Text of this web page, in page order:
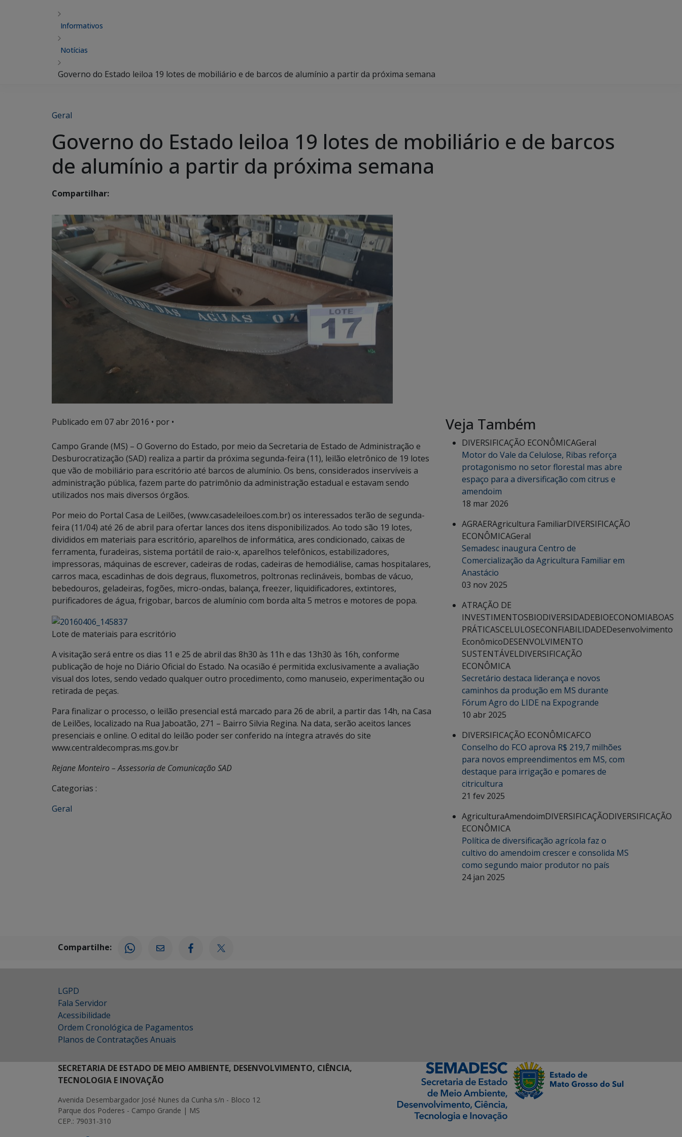
Informativos
Notícias
Governo do Estado leiloa 19 lotes de mobiliário e de barcos de alumínio a partir da próxima semana
Geral
Governo do Estado leiloa 19 lotes de mobiliário e de barcos
de alumínio a partir da próxima semana
Compartilhar:
Publicado em 07 abr 2016 • por •
Campo Grande (MS) – O Governo do Estado, por meio da Secretaria de Estado de Administração e
Desburocratização (SAD) realiza a partir da próxima segunda-feira (11), leilão eletrônico de 19 lotes
que vão de mobiliário para escritório até barcos de alumínio. Os bens, considerados inservíveis a
administração pública, fazem parte do patrimônio da administração estadual e estavam sendo
utilizados nos mais diversos órgãos.
Por meio do Portal Casa de Leilões, (www.casadeleiloes.com.br) os interessados terão de segunda-
feira (11/04) até 26 de abril para ofertar lances dos itens disponibilizados. Ao todo são 19 lotes,
divididos em materiais para escritório, aparelhos de informática, ares condicionado, caixas de
ferramenta, furadeiras, sistema portátil de raio-x, aparelhos telefônicos, estabilizadores,
impressoras, máquinas de escrever, cadeiras de rodas, cadeiras de hemodiálise, camas hospitalares,
carros maca, escadinhas de dois degraus, fluxometros, poltronas reclináveis, bombas de vácuo,
bebedouros, geladeiras, fogões, micro-ondas, balança, freezer, liquidificadores, extintores,
purificadores de água, frigobar, barcos de alumínio com borda alta 5 metros e motores de popa.
Lote de materiais para escritório
A visitação será entre os dias 11 e 25 de abril das 8h30 às 11h e das 13h30 às 16h, conforme
publicação de hoje no Diário Oficial do Estado. Na ocasião é permitida exclusivamente a avaliação
visual dos lotes, sendo vedado qualquer outro procedimento, como manuseio, experimentação ou
retirada de peças.
Para finalizar o processo, o leilão presencial está marcado para 26 de abril, a partir das 14h, na Casa
de Leilões, localizado na Rua Jaboatão, 271 – Bairro Silvia Regina. Na data, serão aceitos lances
presenciais e online. O edital do leilão poder ser conferido na íntegra através do site
www.centraldecompras.ms.gov.br
Rejane Monteiro – Assessoria de Comunicação SAD
Categorias :
Geral
Veja Também
DIVERSIFICAÇÃO ECONÔMICAGeral
Motor do Vale da Celulose, Ribas reforça
protagonismo no setor florestal mas abre
espaço para a diversificação com citrus e
amendoim
18 mar 2026
AGRAERAgricultura FamiliarDIVERSIFICAÇÃO
ECONÔMICAGeral
Semadesc inaugura Centro de
Comercialização da Agricultura Familiar em
Anastácio
03 nov 2025
ATRAÇÃO DE
INVESTIMENTOSBIODIVERSIDADEBIOECONOMIABOAS
PRÁTICASCELULOSECONFIABILIDADEDesenvolvimento
EconômicoDESENVOLVIMENTO
SUSTENTÁVELDIVERSIFICAÇÃO
ECONÔMICA
Secretário destaca liderança e novos
caminhos da produção em MS durante
Fórum Agro do LIDE na Expogrande
10 abr 2025
DIVERSIFICAÇÃO ECONÔMICAFCO
Conselho do FCO aprova R$ 219,7 milhões
para novos empreendimentos em MS, com
destaque para irrigação e pomares de
citricultura
21 fev 2025
AgriculturaAmendoimDIVERSIFICAÇÃODIVERSIFICAÇÃO
ECONÔMICA
Política de diversificação agrícola faz o
cultivo do amendoim crescer e consolida MS
como segundo maior produtor no país
24 jan 2025
Compartilhe:
LGPD
Fala Servidor
Acessibilidade
Ordem Cronológica de Pagamentos
Planos de Contratações Anuais
SECRETARIA DE ESTADO DE MEIO AMBIENTE, DESENVOLVIMENTO, CIÊNCIA,
TECNOLOGIA E INOVAÇÃO
Avenida Desembargador José Nunes da Cunha s/n - Bloco 12
Parque dos Poderes - Campo Grande | MS
CEP.: 79031-310